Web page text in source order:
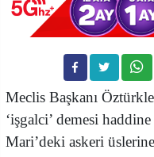
Meclis Başkanı
‘işgalci’ demesi
Mari’deki askeri